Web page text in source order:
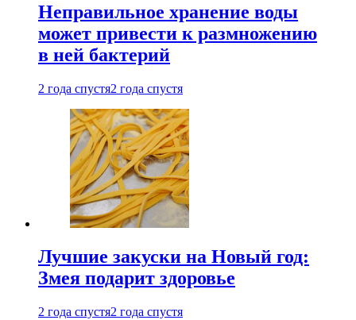
Неправильное хранение воды
может привести к размножению
в ней бактерий
2 года спустя2 года спустя
Лучшие закуски на Новый год:
Змея подарит здоровье
2 года спустя2 года спустя